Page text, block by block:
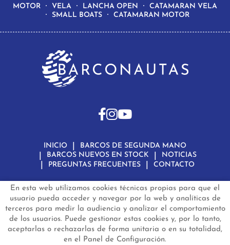
En esta web utilizamos cookies técnicas propias para que el
usuario pueda acceder y navegar por la web y analíticas de
terceros para medir la audiencia y analizar el comportamiento
de los usuarios. Puede gestionar estas cookies y, por lo tanto,
aceptarlas o rechazarlas de forma unitaria o en su totalidad,
en el Panel de Configuración.
MOTOR VELA LANCHA OPEN
CATAMARAN VELA
SMALL BOATS
CATAMARAN MOTOR
INICIO
BARCOS DE SEGUNDA MANO
BARCOS NUEVOS EN STOCK
NOTICIAS
PREGUNTAS FRECUENTES
CONTACTO
Aviso Legal
Política de Privacidad de Datos
Política de Cookies
Configuración de Cookies
barconautas.com© 2024 - Diseño y programación por Edina.es